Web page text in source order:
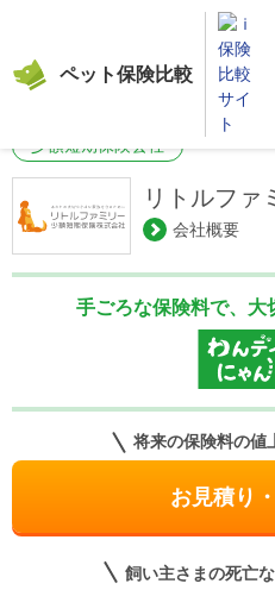
ペット保険比較
保険比較サイト『ｉ保険』 ペッ
少額短期保険会社
リトルファ
会社概要
手ごろな保険料で、大
将来の保険料の値
お見積り
飼い主さまの死亡